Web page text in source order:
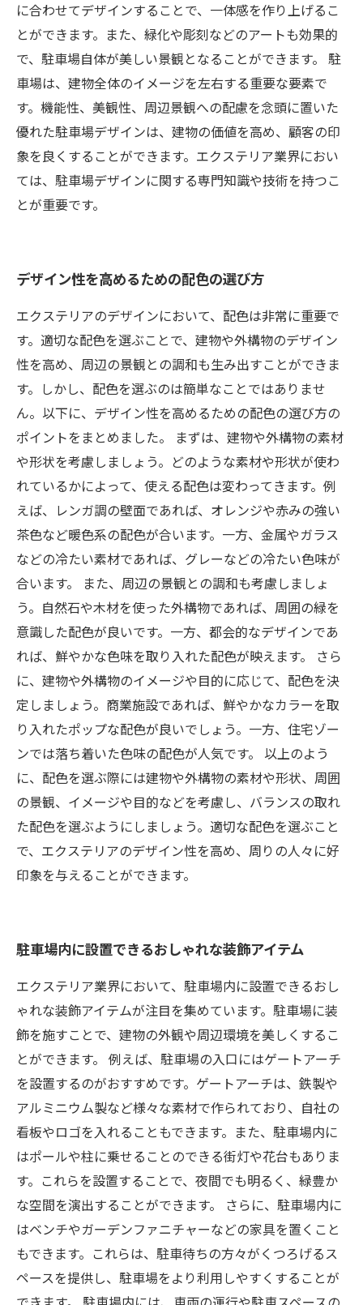
に合わせてデザインすることで、一体感を作り上げるこ
とができます。また、緑化や彫刻などのアートも効果的
で、駐車場自体が美しい景観となることができます。 駐
車場は、建物全体のイメージを左右する重要な要素で
す。機能性、美観性、周辺景観への配慮を念頭に置いた
優れた駐車場デザインは、建物の価値を高め、顧客の印
象を良くすることができます。エクステリア業界におい
ては、駐車場デザインに関する専門知識や技術を持つこ
とが重要です。
デザイン性を高めるための配色の選び方
エクステリアのデザインにおいて、配色は非常に重要で
す。適切な配色を選ぶことで、建物や外構物のデザイン
性を高め、周辺の景観との調和も生み出すことができま
す。しかし、配色を選ぶのは簡単なことではありませ
ん。以下に、デザイン性を高めるための配色の選び方の
ポイントをまとめました。 まずは、建物や外構物の素材
や形状を考慮しましょう。どのような素材や形状が使わ
れているかによって、使える配色は変わってきます。例
えば、レンガ調の壁面であれば、オレンジや赤みの強い
茶色など暖色系の配色が合います。一方、金属やガラス
などの冷たい素材であれば、グレーなどの冷たい色味が
合います。 また、周辺の景観との調和も考慮しましょ
う。自然石や木材を使った外構物であれば、周囲の緑を
意識した配色が良いです。一方、都会的なデザインであ
れば、鮮やかな色味を取り入れた配色が映えます。 さら
に、建物や外構物のイメージや目的に応じて、配色を決
定しましょう。商業施設であれば、鮮やかなカラーを取
り入れたポップな配色が良いでしょう。一方、住宅ゾー
ンでは落ち着いた色味の配色が人気です。 以上のよう
に、配色を選ぶ際には建物や外構物の素材や形状、周囲
の景観、イメージや目的などを考慮し、バランスの取れ
た配色を選ぶようにしましょう。適切な配色を選ぶこと
で、エクステリアのデザイン性を高め、周りの人々に好
印象を与えることができます。
駐車場内に設置できるおしゃれな装飾アイテム
エクステリア業界において、駐車場内に設置できるおし
ゃれな装飾アイテムが注目を集めています。駐車場に装
飾を施すことで、建物の外観や周辺環境を美しくするこ
とができます。 例えば、駐車場の入口にはゲートアーチ
を設置するのがおすすめです。ゲートアーチは、鉄製や
アルミニウム製など様々な素材で作られており、自社の
看板やロゴを入れることもできます。また、駐車場内に
はポールや柱に乗せることのできる街灯や花台もありま
す。これらを設置することで、夜間でも明るく、緑豊か
な空間を演出することができます。 さらに、駐車場内に
はベンチやガーデンファニチャーなどの家具を置くこと
もできます。これらは、駐車待ちの方々がくつろげるス
ペースを提供し、駐車場をより利用しやすくすることが